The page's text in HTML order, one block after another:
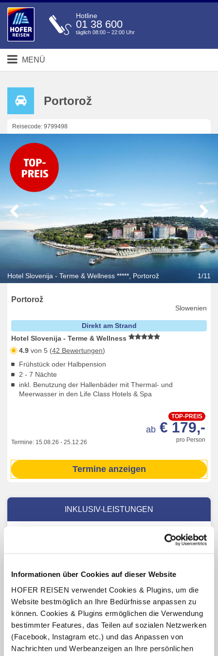
Informationen über Cookies auf dieser Website
HOFER REISEN verwendet Cookies & Plugins, um die
Website bestmöglich an Ihre Bedürfnisse anpassen zu
können. Cookies & Plugins ermöglichen die Verwendung
bestimmter Features, das Teilen auf sozialen Netzwerken
(Facebook, Instagram etc.) und das Anpassen von
Nachrichten und Werbeanzeigen an Ihre persönlichen
Hotline
01 38 600
täglich 08:00 – 22:00 Uhr
MENÜ
Portorož
Reisecode: 9799498
Hotel Slovenija - Terme & Wellness *****, Portorož 1/11
Portorož
Slowenien
Direkt am Strand
Hotel Slovenija - Terme & Wellness
4.9 von 5 (42 Bewertungen)
Frühstück oder Halbpension
2 - 7 Nächte
inkl. Benutzung der Hallenbäder mit Thermal- und
Meerwasser in den Life Class Hotels & Spa
Termine: 15.08.26 - 25.12.26
TOP-PREIS
pro Person
ab € 179,-
Termine anzeigen
INKLUSIV-LEISTUNGEN
2 – 7 x Übernachtung Hotel Slovenija - Terme &
Halbpension mit Frühstücks- und Abendbuffet (Termine
01.10.26 - 02.01.27)
Benutzung der Hallenbäder mit Thermal- und
Meerwasser in den Life Class Hotels & Spa (Termine
24.04.26 - 02.01.27, Termine Öffnungszeiten lt. Aushang
vor Ort oder online)
1 x Eintritt in den Sauna Park Terme & Wellness Life